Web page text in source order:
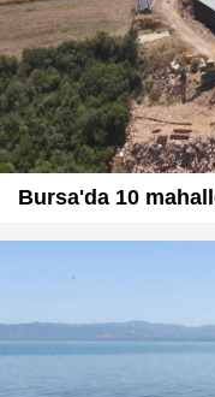
Bursa'da 10